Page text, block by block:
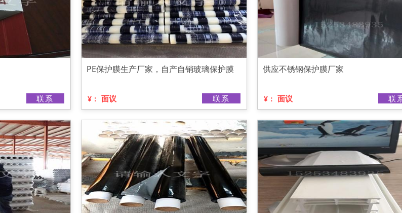
联系
PE保护膜生产厂家，自产自销玻璃保护膜
¥： 面议 联系
供应不锈钢保护膜厂家
¥： 面议 联